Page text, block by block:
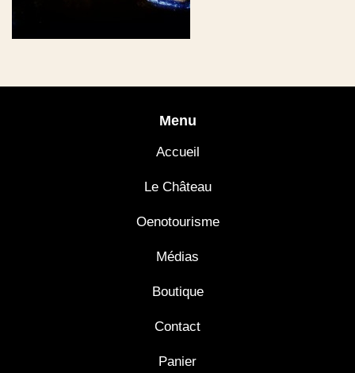
Menu
Accueil
Le Château
Oenotourisme
Médias
Boutique
Contact
Panier